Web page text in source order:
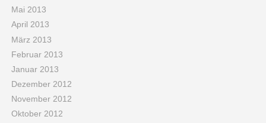
Mai 2013
April 2013
März 2013
Februar 2013
Januar 2013
Dezember 2012
November 2012
Oktober 2012